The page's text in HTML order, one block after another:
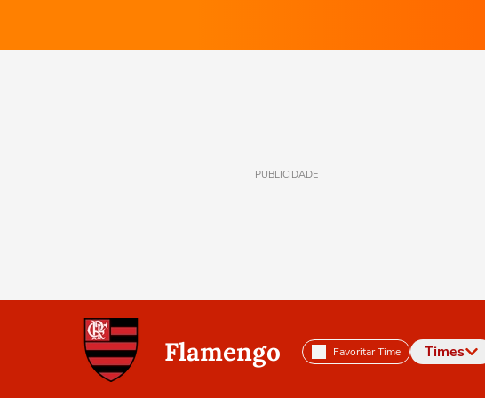
PUBLICIDADE
Flamengo Favoritar Time Times